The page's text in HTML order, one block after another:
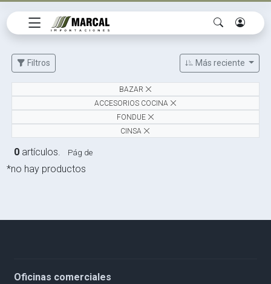
Filtros Más reciente
BAZAR
ACCESORIOS COCINA
FONDUE
CINSA
*no hay productos
0 artículos. Pág de
Oficinas comerciales